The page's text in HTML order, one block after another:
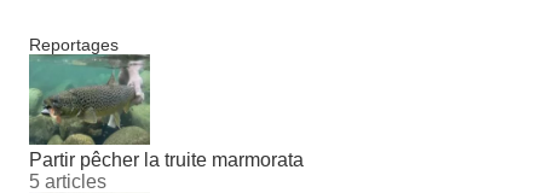
Reportages
Partir pêcher la truite marmorata
5 articles